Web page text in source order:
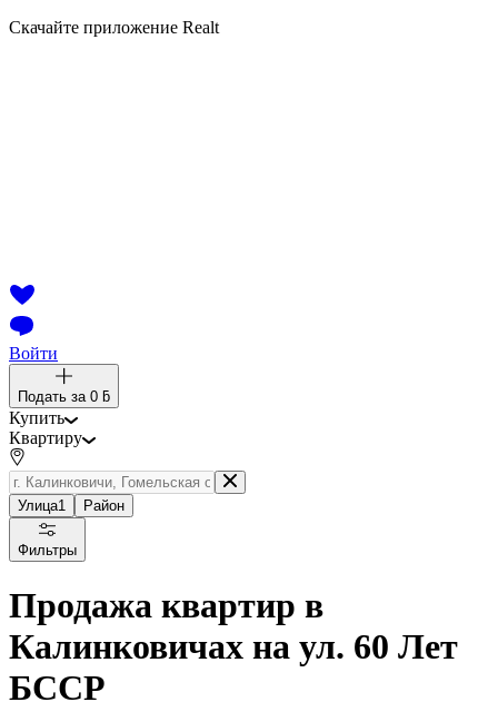
Скачайте приложение Realt
Войти
Подать за 0 ƃ
Купить
Квартиру
Улица1 Район
Фильтры
Продажа квартир в
Калинковичах на ул. 60 Лет
БССР